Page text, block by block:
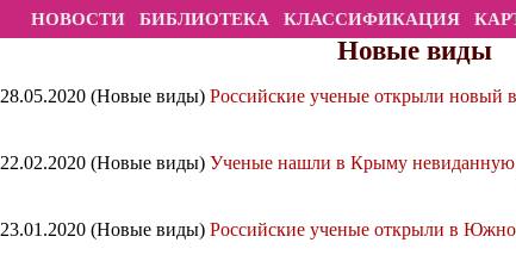
НОВОСТИ БИБЛИОТЕКА КЛАССИФИКАЦИЯ
Новые виды
28.05.2020 (Новые виды) Российские ученые открыли новый
22.02.2020 (Новые виды) Ученые нашли в Крыму невиданную
23.01.2020 (Новые виды) Российские ученые открыли в